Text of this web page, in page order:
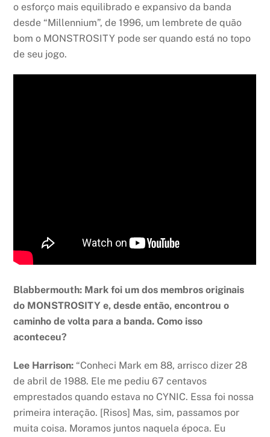
o esforço mais equilibrado e expansivo da banda
desde “Millennium”, de 1996, um lembrete de quão
bom o MONSTROSITY pode ser quando está no topo
de seu jogo.
Blabbermouth: Mark foi um dos membros originais
do MONSTROSITY e, desde então, encontrou o
caminho de volta para a banda. Como isso
aconteceu?
Lee Harrison:“Conheci Mark em 88, arrisco dizer 28
de abril de 1988. Ele me pediu 67 centavos
emprestados quando estava no CYNIC. Essa foi nossa
primeira interação. [Risos] Mas, sim, passamos por
muita coisa. Moramos juntos naquela época. Eu